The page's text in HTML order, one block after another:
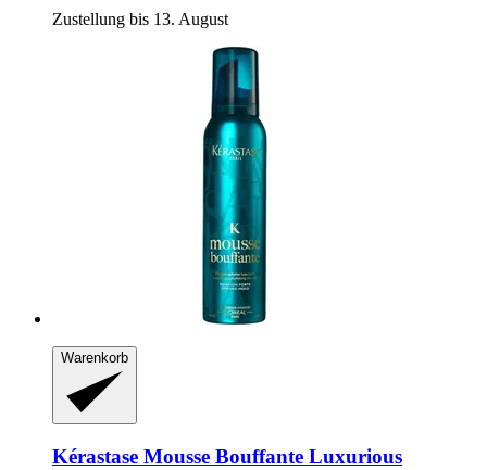
Zustellung bis 13. August
Warenkorb
Kérastase Mousse Bouffante Luxurious